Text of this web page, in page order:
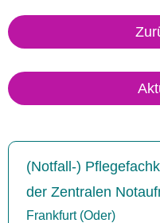
(Notfall-)
der Zentralen
Frankfurt (Oder)